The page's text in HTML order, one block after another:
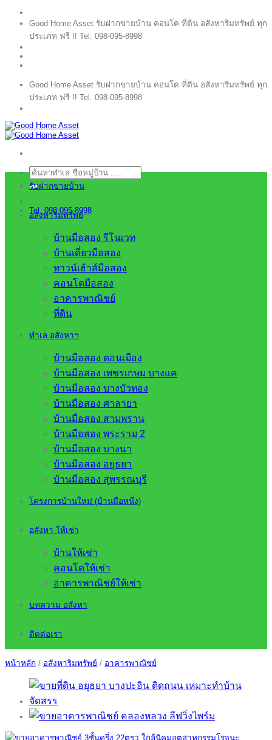
Good Home Asset รับฝากขายบ้าน คอนโด ที่ดิน อสังหาริมทรัพย์ ทุก
ประเภท ฟรี !! Tel. 098-095-8998
Good Home Asset รับฝากขายบ้าน คอนโด ที่ดิน อสังหาริมทรัพย์ ทุก
ประเภท ฟรี !! Tel. 098-095-8998
ค้นหา:
Tel. 098-095-8998
รับฝากขายบ้าน
อสังหาริมทรัพย์
บ้านมือสอง รีโนเวท
บ้านเดี่ยวมือสอง
ทาวน์เฮ้าส์มือสอง
คอนโดมือสอง
อาคารพาณิชย์
ที่ดิน
ทำเล อสังหาฯ
บ้านมือสอง ดอนเมือง
บ้านมือสอง เพชรเกษม บางแค
บ้านมือสอง บางบัวทอง
บ้านมือสอง ศาลายา
บ้านมือสอง สามพราน
บ้านมือสอง พระราม 2
บ้านมือสอง บางนา
บ้านมือสอง อยุธยา
บ้านมือสอง สุพรรณบุรี
โครงการบ้านใหม่ (บ้านมือหนึ่ง)
อสังหา ให้เช่า
บ้านให้เช่า
คอนโดให้เช่า
อาคารพาณิชย์ให้เช่า
บทความ อสังหา
ติดต่อเรา
หน้าหลัก / อสังหาริมทรัพย์ / อาคารพาณิชย์